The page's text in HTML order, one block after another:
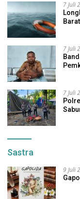
7 Juli
7 Juli
7 Juli
Sastra
9 Juli